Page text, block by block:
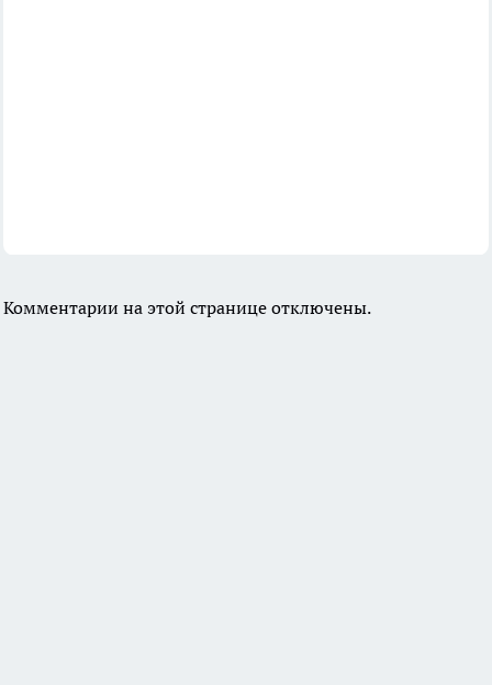
Комментарии на этой странице отключены.